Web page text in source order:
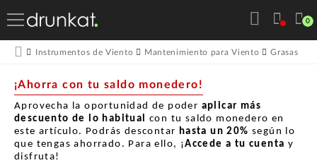
0
Instrumentos de Viento Mantenimiento para Viento Grasas
¡Ahorra con tu saldo monedero!
Aprovecha la oportunidad de poder aplicar más
descuento de lo habitual con tu saldo monedero en
este artículo. Podrás descontar hasta un 20% según lo
que tengas ahorrado. Para ello, ¡Accede a tu cuenta y
disfruta!